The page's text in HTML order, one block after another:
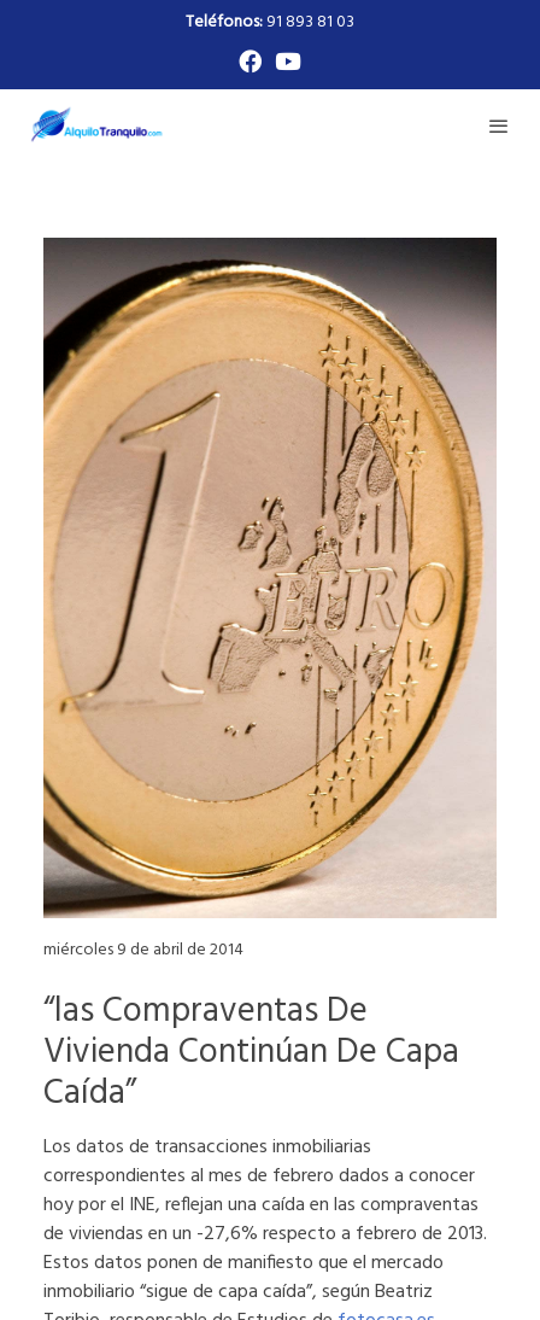
Teléfonos:91 893 81 03
miércoles 9 de abril de 2014
“las Compraventas De
Vivienda Continúan De Capa
Caída”
Los datos de transacciones inmobiliarias
correspondientes al mes de febrero dados a conocer
hoy por el INE, reflejan una caída en las compraventas
de viviendas en un -27,6% respecto a febrero de 2013.
Estos datos ponen de manifiesto que el mercado
inmobiliario “sigue de capa caída”, según Beatriz